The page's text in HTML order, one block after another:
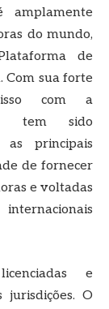
do mundo,
de
Com sua forte
com a
tem sido
as principais
de fornecer
e voltadas
e
jurisdições. O